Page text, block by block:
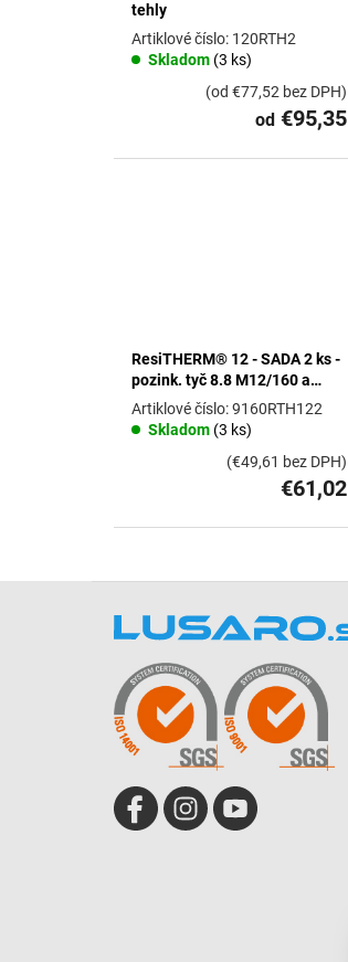
tehly
Skladom (3 ks)
120RTH2
od€95,35
(od €77,52 bez DPH)
ResiTHERM® 12 - SADA 2 ks -
pozink. tyč 8.8 M12/160 a
spojovací závit M12x70 A4
Skladom (3 ks)
9160RTH122
€61,02
(€49,61 bez DPH)